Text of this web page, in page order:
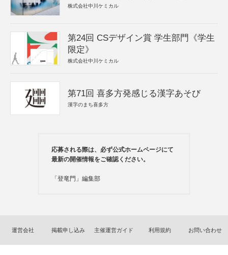
株式会社中川ケミカル
第24回 CSデザイン賞 学生部門《学生
限定》
株式会社中川ケミカル
第71回 喜多方発感じる漢字あそび
漢字のまち喜多方
応募される際は、必ず公式ホームページにて
最新の開催情報をご確認ください。
「登竜門」編集部
運営会社 掲載申し込み 主催運営ガイド 利用規約 お問い合わせ